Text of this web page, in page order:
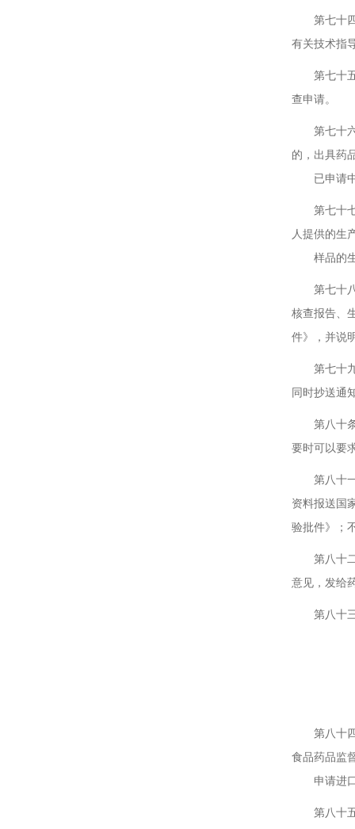
第七十四
有关技术指
第七十五
查申请。
第七十六
的，出具药
已申请中
第七十七
人提供的生
样品的生
第七十八
核查报告、
件》，并说
第七十九
同时抄送通
第八十条
要时可以要
第八十一
资料报送国
验批件》；
第八十二
意见，发给
第八十三
第八十四
食品药品监
申请进口
第八十五